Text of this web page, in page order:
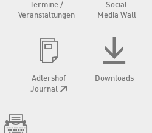
Termine /
Veranstaltungen
Social
Media Wall
Adlershof
Journal
Downloads